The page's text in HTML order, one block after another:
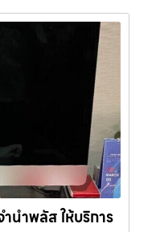
ำโทรศัพท์ Vivo / Google
คาดี ก่อนนำมือถือมารับ
สภาพเครื่องดี หน้าจอไม่
ชาร์จ) ไม่ติดล็อก iCloud
สูงค่ะ รับจำนำโทรศัพท์ที่
ห้บริการ รับจำนำโทรศัพท์
าตามตลาดจริง✔ ไม่กด
ฒนะ สีลม รัชดา บางแค
ริการครอบคลุมพื้นที่
ทรา บางนา จำนำพลัส
ในกรุงเทพฯ โทรศัพท์ มือ
ๆ ทำไมเลือก รับจำนำพลัส
รับจำนำพลัส ให้บริการรับ
จะเป็น โทรศัพท์มือถือ
— พร้อมประเมินราคาอย่าง
ยในไม่กี่นาที เรามีมาตรฐาน
ารดูแลสินค้าทุกชิ้นอย่างดี
บครัน ทีมงานเชี่ยวชาญ
ริงทันที ไม่ต้องรอนาน การ
ต้องการเงินด่วนโดยไม่
นำพลัส ให้บริการ